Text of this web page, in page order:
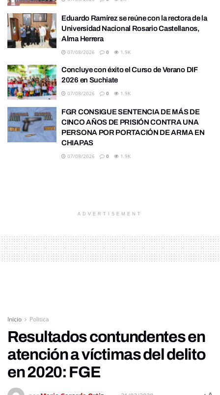
Eduardo Ramírez se reúne con la rectora de la
Universidad Nacional Rosario Castellanos,
Alma Herrera
07/08/2026 0 1.9K
Concluye con éxito el Curso de Verano DIF
2026 en Suchiate
07/08/2026 0 1.9K
FGR CONSIGUE SENTENCIA DE MÁS DE
CINCO AÑOS DE PRISIÓN CONTRA UNA
PERSONA POR PORTACIÓN DE ARMA EN
CHIAPAS
07/08/2026 0 1.9K
ADVERTISEMENT
Inicio Politica
Resultados contundentes en
atención a víctimas del delito
en 2020: FGE